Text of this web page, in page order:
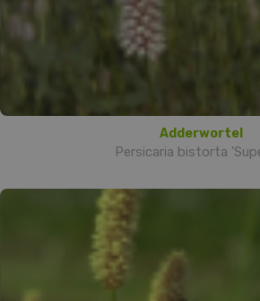
Adderwortel
Persicaria bistorta